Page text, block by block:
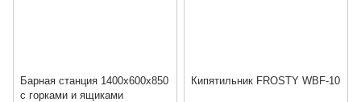
Барная станция 1400х600х850
с горками и ящиками
Кипятильник FROSTY WBF-10